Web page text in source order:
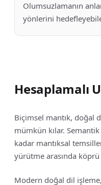
Olumsuzlamanın
yönlerini
Hesaplamalı
Biçimsel mantık, doğal
mümkün kılar.
kadar mantıksal
yürütme arasında köprü
Modern doğal dil